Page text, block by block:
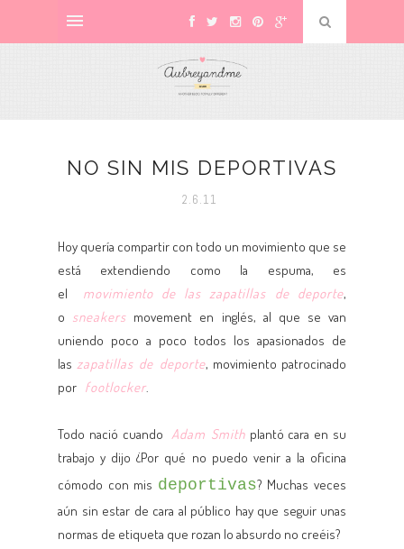
NO SIN MIS DEPORTIVAS
2.6.11
Hoy quería compartir con todo un movimiento que se
está extendiendo como la espuma, es
el movimiento de las zapatillas de deporte,
o sneakers movement en inglés, al que se van
uniendo poco a poco todos los apasionados de
laszapatillas de deporte, movimiento patrocinado
por footlocker.
Todo nació cuandoAdam Smithplantó cara en su
trabajo y dijo ¿Por qué no puedo venir a la oficina
cómodo con mis deportivas? Muchas veces
aún sin estar de cara al público hay que seguir unas
normas de etiqueta que rozan lo absurdo no creéis?